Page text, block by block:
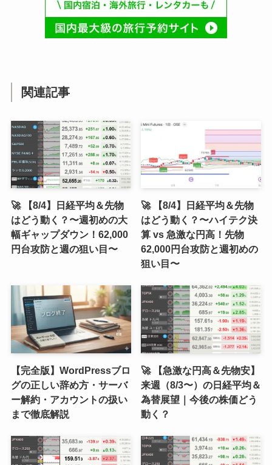
関連記事
🚀 【8/4】日経平均＆先物
はどう動く？〜週初めの大
幅ギャップダウン！62,000
円台攻防と週の狙い目〜
🚀 【8/4】日経平均＆先物
はどう動く？〜ハイテク決
算 vs 急激な円高！先物
62,000円台攻防と週初めの
狙い目〜
【完全版】WordPressブロ
グの正しい辞め方・サーバ
ー解約・アカウントの扱い
まで徹底解説
🚀 【急激な円高＆先物安】
来週（8/3〜）の日経平均＆
為替展望｜今後の株価どう
動く？